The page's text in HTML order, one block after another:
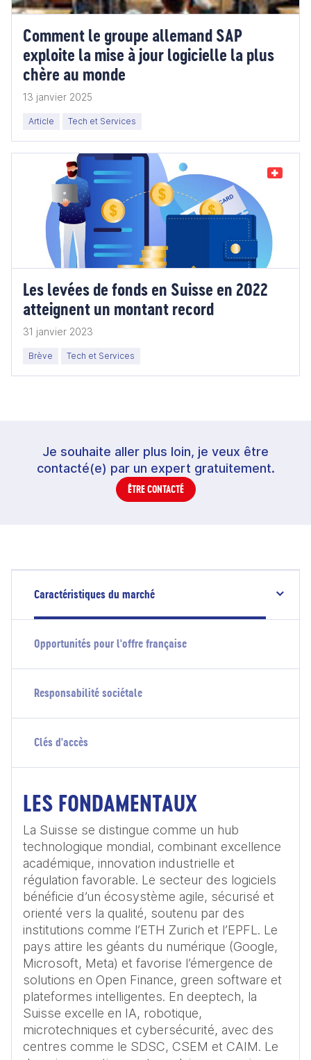
Comment le groupe allemand SAP
exploite la mise à jour logicielle la plus
chère au monde
13 janvier 2025
Article Tech et Services
Les levées de fonds en Suisse en 2022
atteignent un montant record
31 janvier 2023
Brève Tech et Services
Je souhaite aller plus loin, je veux être
contacté(e) par un expert gratuitement.
ÊTRE CONTACTÉ
Caractéristiques du marché
Opportunités pour l'offre française
Responsabilité sociétale
Clés d'accès
LES FONDAMENTAUX
La Suisse se distingue comme un hub
technologique mondial, combinant excellence
académique, innovation industrielle et
régulation favorable. Le secteur des logiciels
bénéficie d’un écosystème agile, sécurisé et
orienté vers la qualité, soutenu par des
institutions comme l’ETH Zurich et l’EPFL. Le
pays attire les géants du numérique (Google,
Microsoft, Meta) et favorise l’émergence de
solutions en Open Finance, green software et
plateformes intelligentes. En deeptech, la
Suisse excelle en IA, robotique,
microtechniques et cybersécurité, avec des
centres comme le SDSC, CSEM et CAIM. Le